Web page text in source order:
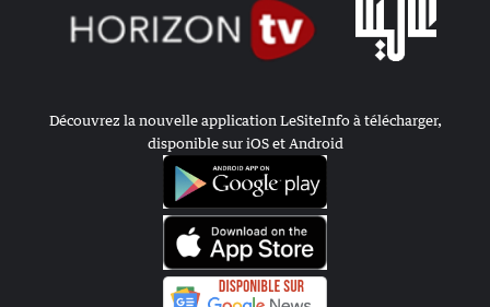
Découvrez la nouvelle application LeSiteInfo à télécharger,
disponible sur iOS et Android